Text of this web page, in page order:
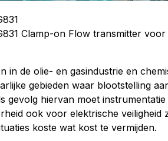
Clamp-on Flow transmitter
in de olie- en gasindustrie en
gebieden waar blootstelling
gevolg hiervan moet
ook voor elektrische veiligheid
koste wat kost te vermijden.